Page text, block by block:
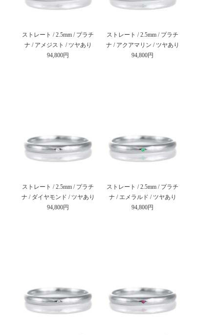
ストレート / 2.5mm / プラチ
ナ / アメジスト / ツヤあり
94,800円
ストレート / 2.5mm / プラチ
ナ / アクアマリン / ツヤあり
94,800円
ストレート / 2.5mm / プラチ
ナ / ダイヤモンド / ツヤあり
94,800円
ストレート / 2.5mm / プラチ
ナ / エメラルド / ツヤあり
94,800円